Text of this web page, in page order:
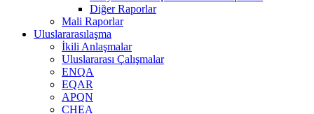
Diğer Raporlar
Mali Raporlar
Uluslararasılaşma
İkili Anlaşmalar
Uluslararası Çalışmalar
ENQA
EQAR
APQN
CHEA